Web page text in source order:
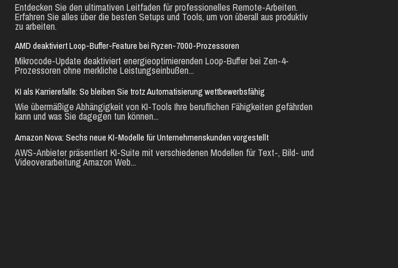
Entdecken Sie den ultimativen Leitfaden für professionelles Remote-Arbeiten.
Erfahren Sie alles über die besten Setups und Tools, um von überall aus produktiv
zu arbeiten.
AMD deaktiviert Loop-Buffer-Feature bei Ryzen-7000-Prozessoren
Mikrocode-Update deaktiviert energieoptimierenden Loop-Buffer bei Zen-4-
Prozessoren ohne merkliche Leistungseinbußen...
KI als Karrierefalle: So bleiben Sie trotz Automatisierung wettbewerbsfähig
Wie übermäßige Abhängigkeit von KI-Tools Ihre beruflichen Fähigkeiten gefährden
kann und was Sie dagegen tun können...
Amazon Nova: Sechs neue KI-Modelle für Unternehmenskunden vorgestellt
AWS-Anbieter präsentiert KI-Suite mit verschiedenen Modellen für Text-, Bild- und
Videoverarbeitung Amazon Web...